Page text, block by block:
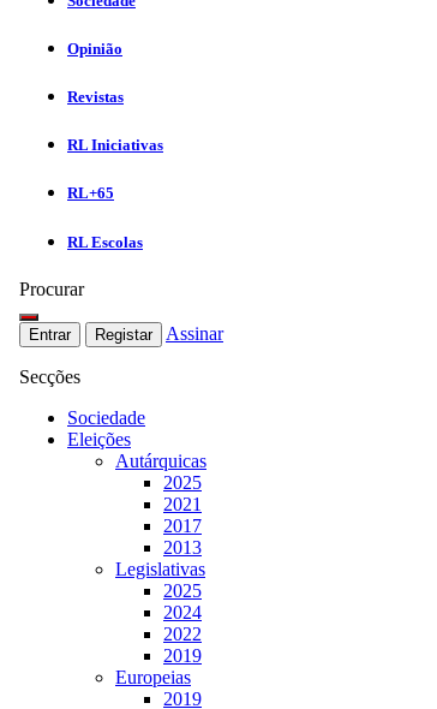
Opinião
Revistas
RL Iniciativas
RL+65
RL Escolas
Procurar
Entrar Registar Assinar
Secções
Sociedade
Eleições
Autárquicas
2025
2021
2017
2013
Legislativas
2025
2024
2022
2019
Europeias
2019